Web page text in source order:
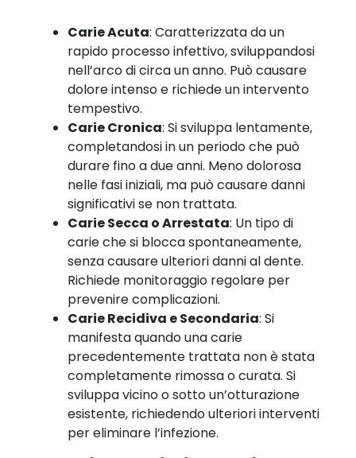
Carie Acuta: Caratterizzata da un
rapido processo infettivo, sviluppandosi
nell’arco di circa un anno. Può causare
dolore intenso e richiede un intervento
tempestivo.
Carie Cronica: Si sviluppa lentamente,
completandosi in un periodo che può
durare fino a due anni. Meno dolorosa
nelle fasi iniziali, ma può causare danni
significativi se non trattata.
Carie Secca o Arrestata: Un tipo di
carie che si blocca spontaneamente,
senza causare ulteriori danni al dente.
Richiede monitoraggio regolare per
prevenire complicazioni.
Carie Recidiva e Secondaria: Si
manifesta quando una carie
precedentemente trattata non è stata
completamente rimossa o curata. Si
sviluppa vicino o sotto un’otturazione
esistente, richiedendo ulteriori interventi
per eliminare l’infezione.